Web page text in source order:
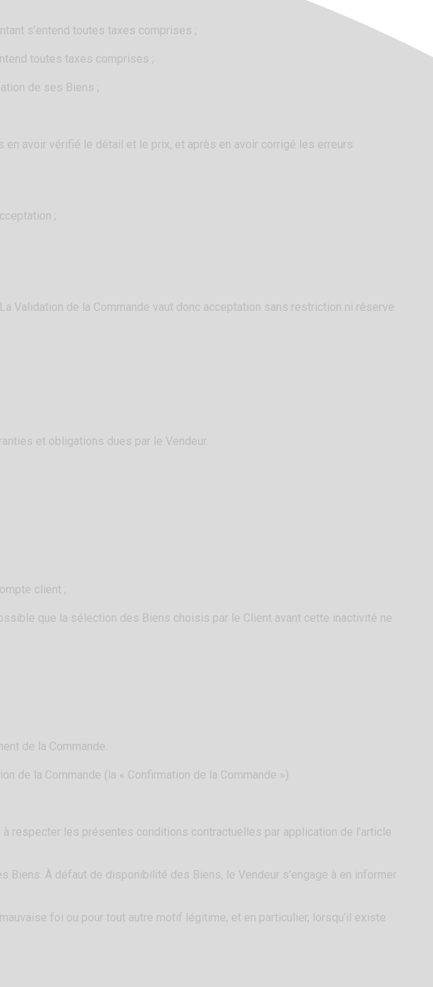
s’entend toutes taxes comprises ;
toutes taxes comprises ;
de ses Biens ;
en avoir vérifié le détail et le prix, et après en avoir corrigé les erreurs
;
Validation de la Commande vaut donc acceptation sans restriction ni réserve
et obligations dues par le Vendeur.
client ;
que la sélection des Biens choisis par le Client avant cette inactivité ne
de la Commande.
de la Commande (la « Confirmation de la Commande »).
respecter les présentes conditions contractuelles par application de l’article
Biens. À défaut de disponibilité des Biens, le Vendeur s’engage à en informer
foi ou pour tout autre motif légitime, et en particulier, lorsqu’il existe